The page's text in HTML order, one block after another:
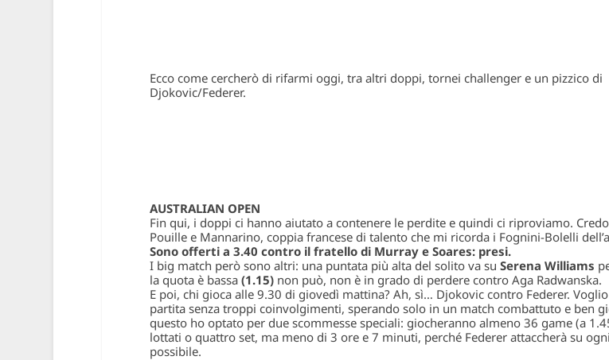
Ecco come cercherò di rifarmi oggi, tra altri doppi, tornei challenger e un pizzico di
Djokovic/Federer.
AUSTRALIAN OPEN
Fin qui, i doppi ci hanno aiutato a contenere le perdite e quindi ci riproviamo.
Pouille e Mannarino, coppia francese di talento che mi ricorda i Fognini-Bolelli
Sono offerti a 3.40 contro il fratello di Murray e Soares: presi.
I big match però sono altri: una puntata più alta del solito va su Serena Williams
la quota è bassa (1.15)non può, non è in grado di perdere contro Aga Radwanska.
E poi, chi gioca alle 9.30 di giovedì mattina? Ah, sì… Djokovic contro Federer.
partita senza troppi coinvolgimenti, sperando solo in un match combattuto e ben
questo ho optato per due scommesse speciali: giocheranno almeno 36 game (a
lottati o quattro set, ma meno di 3 ore e 7 minuti, perché Federer attaccherà su
possibile.